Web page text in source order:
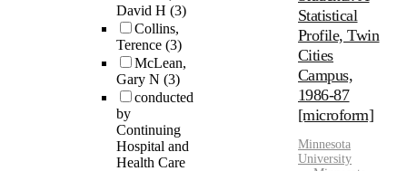
David H (3)
Collins,
Terence (3)
McLean,
Gary N (3)
conducted
by
Continuing
Hospital and
Health Care
Statistical
Profile, Twin
Cities
Campus,
1986-87
[microform]
Minnesota
University